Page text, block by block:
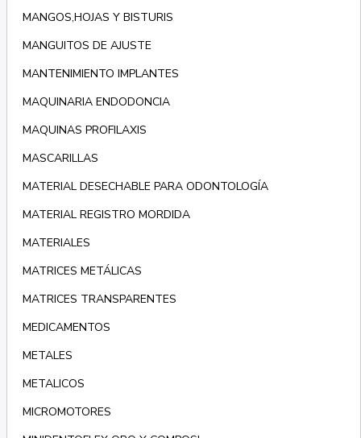
MANGOS,HOJAS Y BISTURIS
MANGUITOS DE AJUSTE
MANTENIMIENTO IMPLANTES
MAQUINARIA ENDODONCIA
MAQUINAS PROFILAXIS
MASCARILLAS
MATERIAL DESECHABLE PARA ODONTOLOGÍA
MATERIAL REGISTRO MORDIDA
MATERIALES
MATRICES METÁLICAS
MATRICES TRANSPARENTES
MEDICAMENTOS
METALES
METALICOS
MICROMOTORES